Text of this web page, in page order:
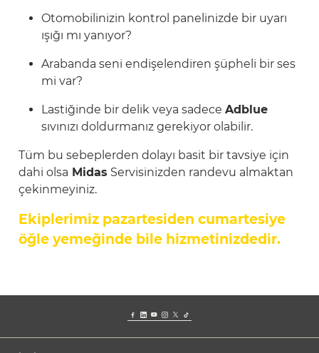
Otomobilinizin kontrol panelinizde bir uyarı
ışığı mı yanıyor?
Arabanda seni endişelendiren şüpheli bir ses
mi var?
Lastiğinde bir delik veya sadece Adblue
sıvınızı doldurmanız gerekiyor olabilir.
Tüm bu sebeplerden dolayı basit bir tavsiye için
dahi olsa Midas Servisinizden randevu almaktan
çekinmeyiniz.
Ekiplerimiz pazartesiden cumartesiye
öğle yemeğinde bile hizmetinizdedir.